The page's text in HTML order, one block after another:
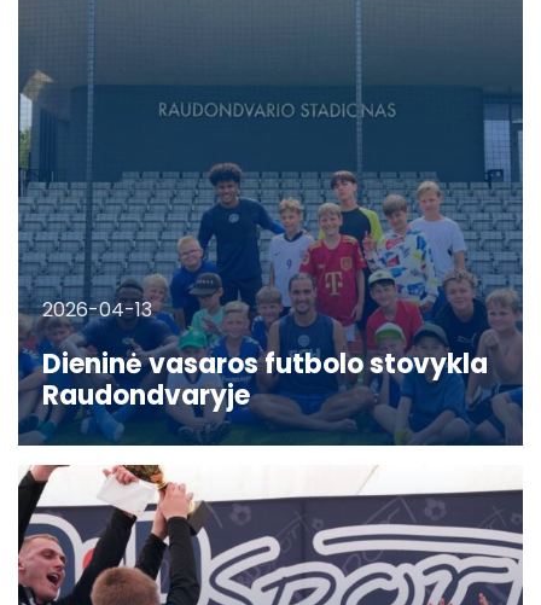
2026-04-13
Dieninė vasaros futbolo stovykla
Raudondvaryje